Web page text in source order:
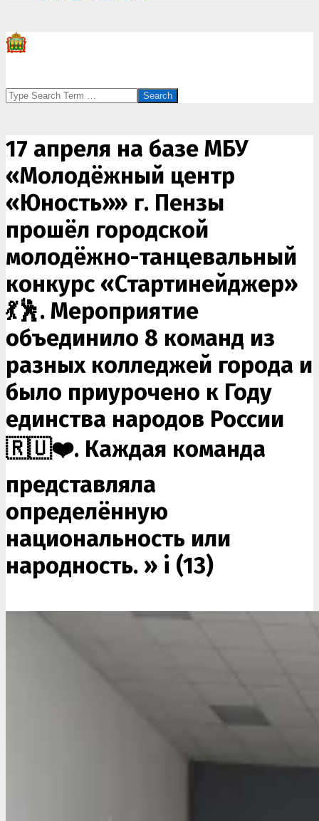
Search
17 апреля на базе МБУ
«Молодёжный центр
«Юность»» г. Пензы
прошёл городской
молодёжно-танцевальный
конкурс «Стартинейджер»
💃🕺. Мероприятие
объединило 8 команд из
разных колледжей города и
было приурочено к Году
единства народов России
🇷🇺❤️. Каждая команда
представляла
определённую
национальность или
народность. » i (13)